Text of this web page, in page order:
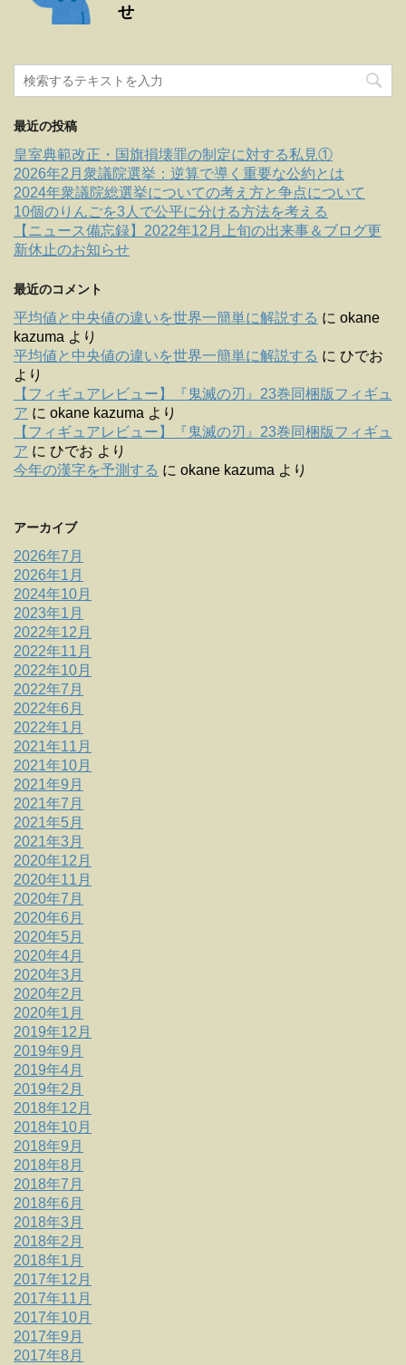
せ
最近の投稿
皇室典範改正・国旗損壊罪の制定に対する私見①
2026年2月衆議院選挙：逆算で導く重要な公約とは
2024年衆議院総選挙についての考え方と争点について
10個のりんごを3人で公平に分ける方法を考える
【ニュース備忘録】2022年12月上旬の出来事＆ブログ更
新休止のお知らせ
最近のコメント
平均値と中央値の違いを世界一簡単に解説する に okane
kazuma より
平均値と中央値の違いを世界一簡単に解説する に ひでお
より
【フィギュアレビュー】『鬼滅の刃』23巻同梱版フィギュ
ア に okane kazuma より
【フィギュアレビュー】『鬼滅の刃』23巻同梱版フィギュ
ア に ひでお より
今年の漢字を予測する に okane kazuma より
アーカイブ
2026年7月
2026年1月
2024年10月
2023年1月
2022年12月
2022年11月
2022年10月
2022年7月
2022年6月
2022年1月
2021年11月
2021年10月
2021年9月
2021年7月
2021年5月
2021年3月
2020年12月
2020年11月
2020年7月
2020年6月
2020年5月
2020年4月
2020年3月
2020年2月
2020年1月
2019年12月
2019年9月
2019年4月
2019年2月
2018年12月
2018年10月
2018年9月
2018年8月
2018年7月
2018年6月
2018年3月
2018年2月
2018年1月
2017年12月
2017年11月
2017年10月
2017年9月
2017年8月